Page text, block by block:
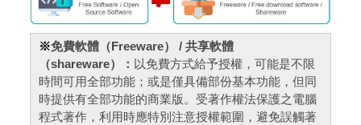
※免費軟體（Freeware） / 共享軟體
（shareware）： 以免費方式給予授權，可能是不限
時間可用全部功能；或是僅具備部份基本功能，但同
時提供有全部功能的商業版。受著作權法保護之電腦
程式著作，利用時應特別注意授權範圍，避免誤觸著